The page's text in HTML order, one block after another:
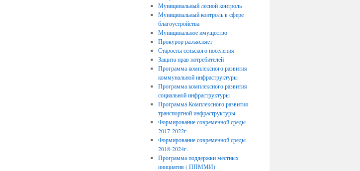
Муниципальный лесной контроль
Муниципальный контроль в сфере
благоустройства
Муниципальное имущество
Прокурор разъясняет
Старосты сельского поселения
Защита прав потребителей
Программа комплексного развития
коммунальной инфраструктуры
Программа комплексного развития
социальной инфраструктуры
Программа Комплексного развития
транспортной инфраструктуры
Формирование современной среды
2017-2022г.
Формирование современной среды
2018-2024г.
Программа поддержки местных
инициатив ( ППММИ)